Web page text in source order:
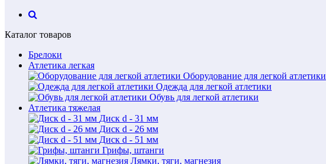
Каталог товаров
Брелоки
Атлетика легкая
Оборудование для легкой атлетики
Одежда для легкой атлетики
Обувь для легкой атлетики
Атлетика тяжелая
Диск d - 31 мм
Диск d - 26 мм
Диск d - 51 мм
Грифы, штанги
Лямки, тяги, магнезия